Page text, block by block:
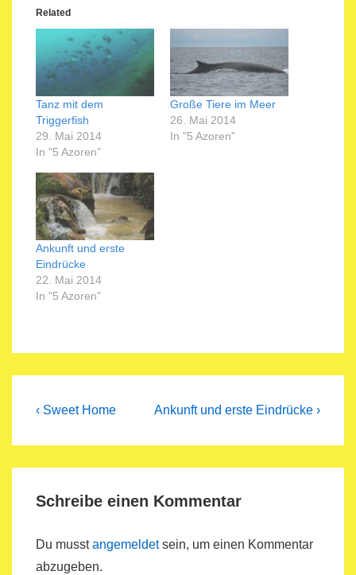
Related
Tanz mit dem
Triggerfish
29. Mai 2014
In "5 Azoren"
Große Tiere im Meer
26. Mai 2014
In "5 Azoren"
Ankunft und erste
Eindrücke
22. Mai 2014
In "5 Azoren"
Beitragsnavigation
Previous
‹ Sweet Home
Next
Ankunft und erste Eindrücke ›
Schreibe einen Kommentar
Du musstangemeldetsein, um einen Kommentar
abzugeben.